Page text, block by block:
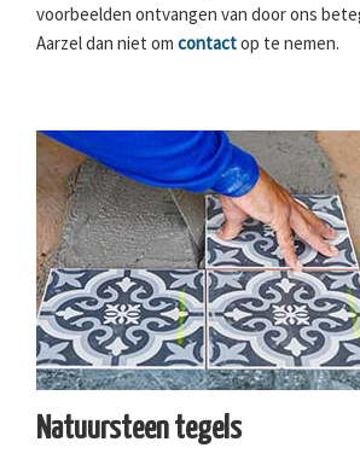
voorbeelden ontvangen van door ons
Aarzel dan niet om contactop te nemen.
Natuursteen tegels